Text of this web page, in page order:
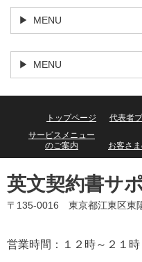
MENU
MENU
トップページ 代表者
サービスメニュー
のご案内
お客さ
英文契約書サ
〒135-0016 東京都江東区
営業時間：１２時～２１時